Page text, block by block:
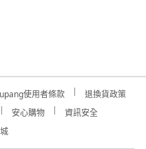
使用者條款
退換貨政策
安心購物
資訊安全